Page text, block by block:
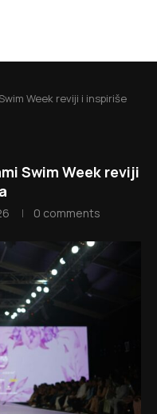
Week reviji i inspiriše
Swim Week reviji
0 comments